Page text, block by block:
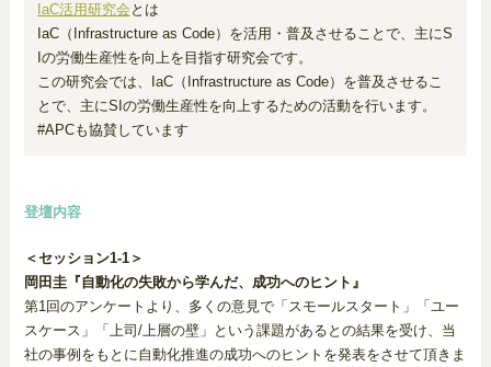
IaC活用研究会 とは
IaC（Infrastructure as Code）を活用・普及させることで、主にS
Iの労働生産性を向上を目指す研究会です。
この研究会では、IaC（Infrastructure as Code）を普及させるこ
とで、主にSIの労働生産性を向上するための活動を行います。
#APCも協賛しています
登壇内容
＜セッション1-1＞
岡田圭『自動化の失敗から学んだ、成功へのヒント』
第1回のアンケートより、多くの意見で「スモールスタート」「ユー
スケース」「上司/上層の壁」という課題があるとの結果を受け、当
社の事例をもとに自動化推進の成功へのヒントを発表をさせて頂きま